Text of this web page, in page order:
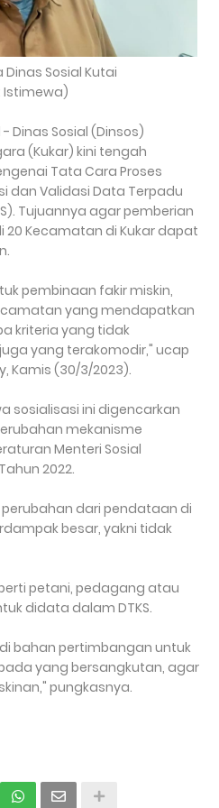
Dinas Sosial Kutai
Istimewa)
Dinas Sosial (Dinsos)
(Kukar) kini tengah
Tata Cara Proses
dan Validasi Data Terpadu
Tujuannya agar pemberian
Kecamatan di Kukar dapat
pembinaan fakir miskin,
yang mendapatkan
kriteria yang tidak
yang terakomodir," ucap
Kamis (30/3/2023).
sosialisasi ini digencarkan
mekanisme
Menteri Sosial
2022.
dari pendataan di
besar, yakni tidak
petani, pedagang atau
didata dalam DTKS.
bahan pertimbangan untuk
yang bersangkutan, agar
pungkasnya.